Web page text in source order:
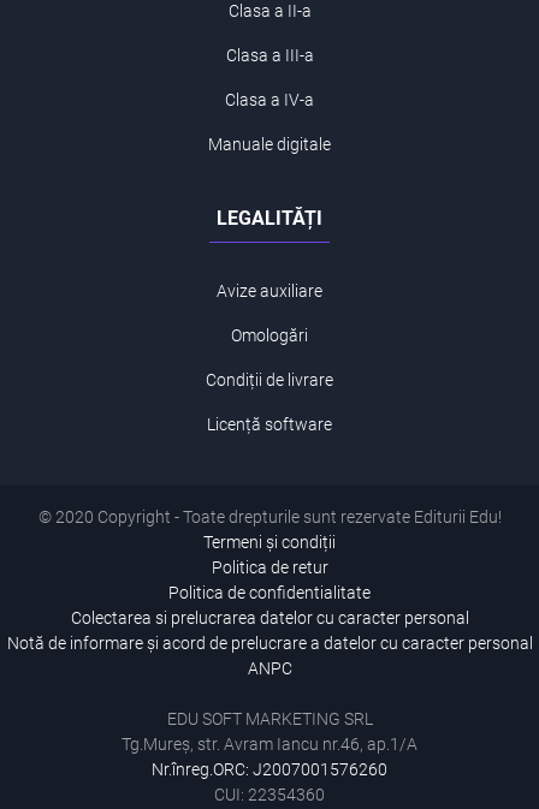
Clasa a II-a
Clasa a III-a
Clasa a IV-a
Manuale digitale
LEGALITĂȚI
Avize auxiliare
Omologări
Condiții de livrare
Licență software
© 2020 Copyright - Toate drepturile sunt rezervate Editurii Edu!
Termeni și condiții
Politica de retur
Politica de confidentialitate
Colectarea si prelucrarea datelor cu caracter personal
Notă de informare și acord de prelucrare a datelor cu caracter personal
ANPC
EDU SOFT MARKETING SRL
Tg.Mureș, str. Avram Iancu nr.46, ap.1/A
Nr.înreg.ORC: J2007001576260
CUI: 22354360